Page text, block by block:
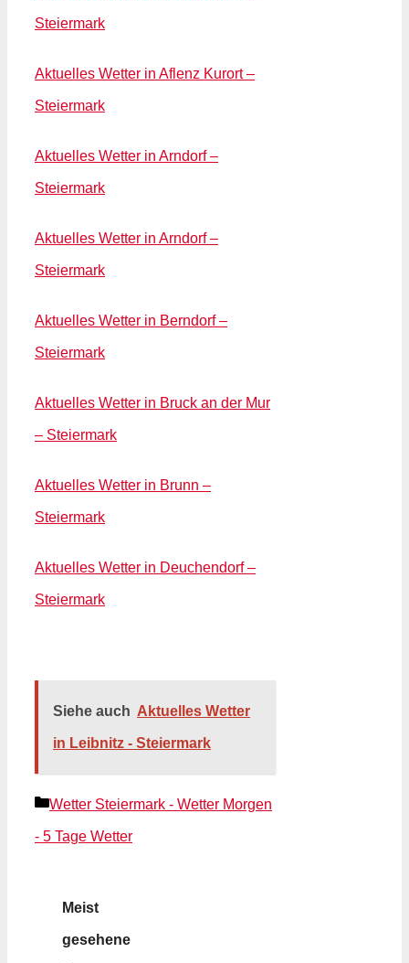
Steiermark
Aktuelles Wetter in Aflenz Kurort –
Steiermark
Aktuelles Wetter in Arndorf –
Steiermark
Aktuelles Wetter in Arndorf –
Steiermark
Aktuelles Wetter in Berndorf –
Steiermark
Aktuelles Wetter in Bruck an der Mur
– Steiermark
Aktuelles Wetter in Brunn –
Steiermark
Aktuelles Wetter in Deuchendorf –
Steiermark
Siehe auch Aktuelles Wetter
in Leibnitz - Steiermark
Kategorien
Wetter Steiermark - Wetter Morgen
- 5 Tage Wetter
Meist
gesehene